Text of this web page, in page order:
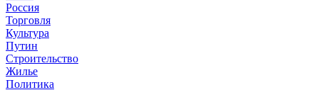
Россия
Торговля
Культура
Путин
Строительство
Жилье
Политика